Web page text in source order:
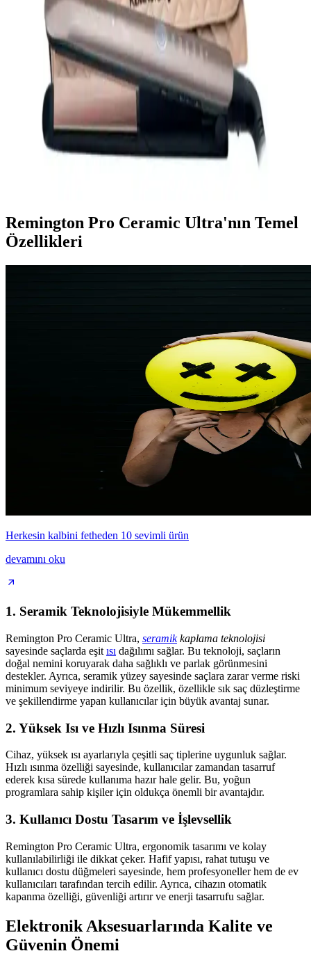
Remington NE3150: Çok Fonksiyonlu Saç Bakım
ve Şekillendirme Cihazı İncelemesi
Remington NE3150, çok fonksiyonlu, hızlı ısınan ve saç sağlığına
uygun tasarımıyla öne çıkan bir saç bakım cihazıdır. Kullanımı kolay
ve dayanıklı bu ürün, profesyonel ve ev kullanımı için ideal
Remington S8590 Keratin Therapy Düzleştirici ile
Sağlıklı ve Parlak Saçlar
Remington S8590, keratin teknolojisi ve akıllı ısı kontrolü ile saçlara
zarar vermeden mükemmel düzleştirme sağlar, sağlıklı ve parlak
Remington Pro Ceramic Ultra'nın Temel
Özellikleri
Herkesin kalbini fetheden 10 sevimli ürün
devamını oku
1. Seramik Teknolojisiyle Mükemmellik
Remington Pro Ceramic Ultra, seramikkaplama teknolojisi
sayesinde saçlarda eşit ısı dağılımı sağlar. Bu teknoloji, saçların
doğal nemini koruyarak daha sağlıklı ve parlak görünmesini
destekler. Ayrıca, seramik yüzey sayesinde saçlara zarar verme riski
minimum seviyeye indirilir. Bu özellik, özellikle sık saç düzleştirme
ve şekillendirme yapan kullanıcılar için büyük avantaj sunar.
2. Yüksek Isı ve Hızlı Isınma Süresi
Cihaz, yüksek ısı ayarlarıyla çeşitli saç tiplerine uygunluk sağlar.
Hızlı ısınma özelliği sayesinde, kullanıcılar zamandan tasarruf
ederek kısa sürede kullanıma hazır hale gelir. Bu, yoğun
programlara sahip kişiler için oldukça önemli bir avantajdır.
3. Kullanıcı Dostu Tasarım ve İşlevsellik
Remington Pro Ceramic Ultra, ergonomik tasarımı ve kolay
kullanılabilirliği ile dikkat çeker. Hafif yapısı, rahat tutuşu ve
kullanıcı dostu düğmeleri sayesinde, hem profesyoneller hem de ev
kullanıcıları tarafından tercih edilir. Ayrıca, cihazın otomatik
kapanma özelliği, güvenliği artırır ve enerji tasarrufu sağlar.
Elektronik Aksesuarlarında Kalite ve
Güvenin Önemi